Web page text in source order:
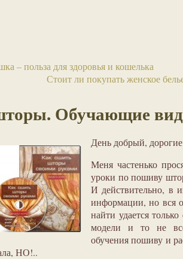
– польза для здоровья и кошелька
Стоит ли покупать женское
Обучающие
День добрый,
Меня частенько
уроки по пошиву
И действительно, в
информации, но вся
найти удается
модели и то не
обучения пошиву и
НО!..